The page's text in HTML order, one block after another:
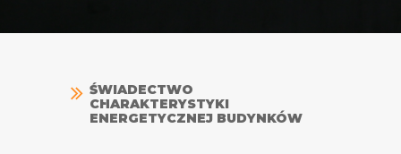
ŚWIADECTWO
CHARAKTERYSTYKI
ENERGETYCZNEJ BUDYNKÓW